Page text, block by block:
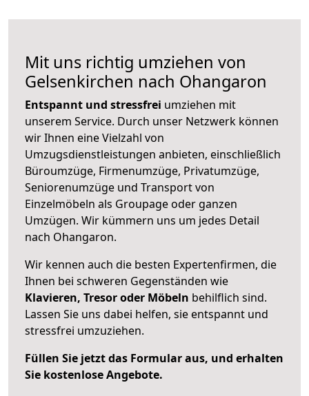
Mit uns richtig umziehen von
Gelsenkirchen nach Ohangaron
Entspannt und stressfrei umziehen mit
unserem Service. Durch unser Netzwerk können
wir Ihnen eine Vielzahl von
Umzugsdienstleistungen anbieten, einschließlich
Büroumzüge, Firmenumzüge, Privatumzüge,
Seniorenumzüge und Transport von
Einzelmöbeln als Groupage oder ganzen
Umzügen. Wir kümmern uns um jedes Detail
nach Ohangaron.
Wir kennen auch die besten Expertenfirmen, die
Ihnen bei schweren Gegenständen wie
Klavieren, Tresor oder Möbeln behilflich sind.
Lassen Sie uns dabei helfen, sie entspannt und
stressfrei umzuziehen.
Füllen Sie jetzt das Formular aus, und erhalten
Sie kostenlose Angebote.